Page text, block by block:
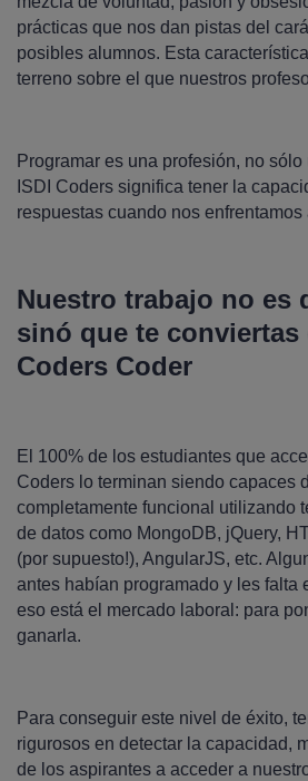
prácticas que nos dan pistas del
posibles alumnos. Esta
terreno sobre el que nuestros
Programar es una profesión, no
ISDI Coders significa tener la
respuestas cuando nos
Nuestro trabajo no es
sinó que te conviertas
Coders Coder
El 100% de los estudiantes que
Coders lo terminan siendo capaces
completamente funcional utilizando
de datos como MongoDB, jQuery,
(por supuesto!), AngularJS, etc.
antes habían programado y les falta
eso está el mercado laboral: para
ganarla.
Para conseguir este nivel de éxito,
rigurosos en detectar la capacidad,
de los aspirantes a acceder a